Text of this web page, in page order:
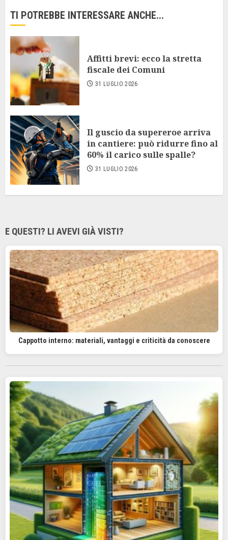
TI POTREBBE INTERESSARE ANCHE...
Affitti brevi: ecco la stretta
fiscale dei Comuni
31 LUGLIO 2026
Il guscio da supereroe arriva
in cantiere: può ridurre fino al
60% il carico sulle spalle?
31 LUGLIO 2026
E QUESTI? LI AVEVI GIÀ VISTI?
Cappotto interno: materiali, vantaggi e criticità da conoscere